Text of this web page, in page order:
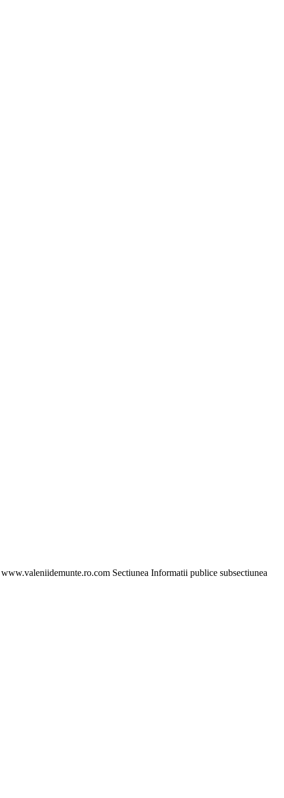
Sectiunea Informatii publice subsectiunea